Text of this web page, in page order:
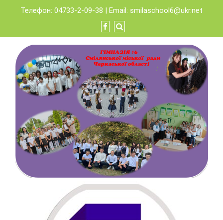
content
Телефон: 04733-2-09-38 | Email: smilaschool6@ukr.net